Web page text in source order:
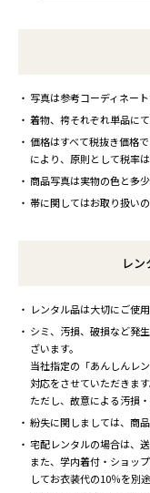
写真は参考コーディネート
着物、袴それぞれ単品に
価格はすべて税抜き価格
により、原則として税率
商品写真は実物の色と多
帯に関してはお取り扱い
レン
レンタル品は大切にご使用
シミ、汚損、破損など発
ざいます。
当社指定の「あんしんレ
対応をさせていただきま
ただし、故意による汚損
紛失に関しましては、商
宅配レンタルの場合は、
また、学内着付・ショッ
してお衣装代の10％を別